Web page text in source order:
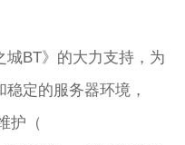
城BT》的大力支持，为
定的服务器环境，
护（